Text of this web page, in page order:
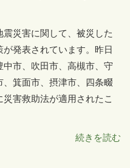
災害に関して、被災した
発表されています。昨日
市、吹田市、高槻市、守
箕面市、摂津市、四条畷
害救助法が適用されたこ
続きを読む